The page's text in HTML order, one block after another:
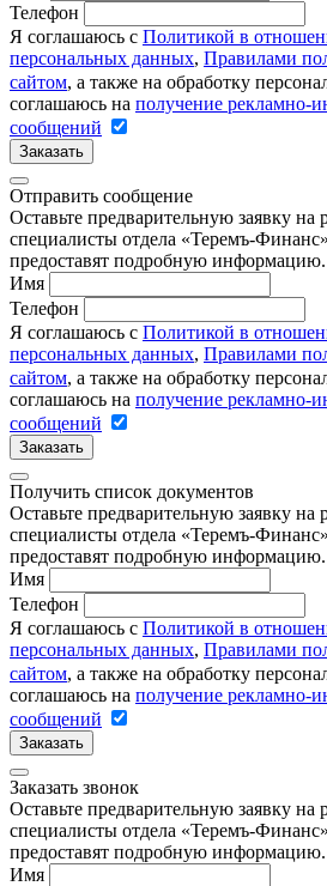
Телефон
Я соглашаюсь с Политикой в
персональных данных, Правилами
сайтом, а также на обработку
соглашаюсь на получение рекламно-
сообщений
Заказать
Отправить сообщение
Оставьте предварительную заявку на
специалисты отдела «Теремъ-
предоставят подробную информацию.
Имя
Телефон
Я соглашаюсь с Политикой в
персональных данных, Правилами
сайтом, а также на обработку
соглашаюсь на получение рекламно-
сообщений
Заказать
Получить список документов
Оставьте предварительную заявку на
специалисты отдела «Теремъ-
предоставят подробную информацию.
Имя
Телефон
Я соглашаюсь с Политикой в
персональных данных, Правилами
сайтом, а также на обработку
соглашаюсь на получение рекламно-
сообщений
Заказать
Заказать звонок
Оставьте предварительную заявку на
специалисты отдела «Теремъ-
предоставят подробную информацию.
Имя